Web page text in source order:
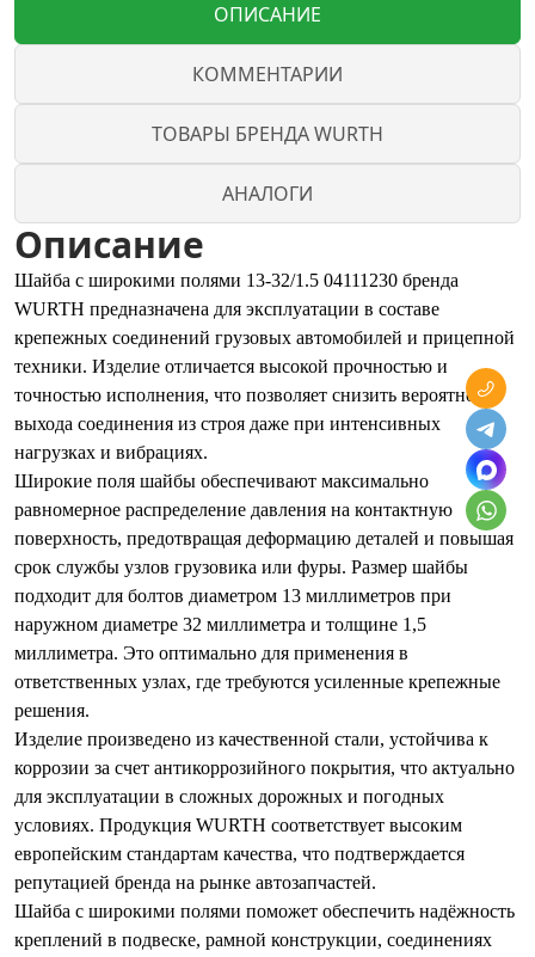
ОПИСАНИЕ
КОММЕНТАРИИ
ТОВАРЫ БРЕНДА WURTH
АНАЛОГИ
Описание
Шайба с широкими полями 13-32/1.5 04111230 бренда
WURTH предназначена для эксплуатации в составе
крепежных соединений грузовых автомобилей и прицепной
техники. Изделие отличается высокой прочностью и
точностью исполнения, что позволяет снизить вероятность
выхода соединения из строя даже при интенсивных
нагрузках и вибрациях.
Широкие поля шайбы обеспечивают максимально
равномерное распределение давления на контактную
поверхность, предотвращая деформацию деталей и повышая
срок службы узлов грузовика или фуры. Размер шайбы
подходит для болтов диаметром 13 миллиметров при
наружном диаметре 32 миллиметра и толщине 1,5
миллиметра. Это оптимально для применения в
ответственных узлах, где требуются усиленные крепежные
решения.
Изделие произведено из качественной стали, устойчива к
коррозии за счет антикоррозийного покрытия, что актуально
для эксплуатации в сложных дорожных и погодных
условиях. Продукция WURTH соответствует высоким
европейским стандартам качества, что подтверждается
репутацией бренда на рынке автозапчастей.
Шайба с широкими полями поможет обеспечить надёжность
креплений в подвеске, рамной конструкции, соединениях